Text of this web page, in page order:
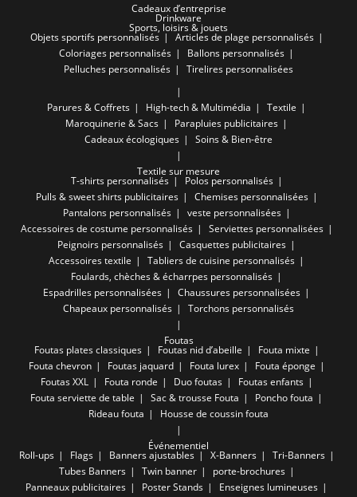
Cadeaux d’entreprise
Drinkware
Sports, loisirs & jouets
Objets sportifs personnalisés
Articles de plage personnalisés
Coloriages personnalisés
Ballons personnalisés
Pelluches personnalisés
Tirelires personnalisées
Parures & Coffrets High-tech & Multimédia
Textile
Maroquinerie & Sacs
Parapluies publicitaires
Cadeaux écologiques
Soins & Bien-être
Textile sur mesure
T-shirts personnalisés
Polos personnalisés
Pulls & sweet shirts publicitaires
Chemises personnalisées
Pantalons personnalisés
veste personnalisées
Accessoires de costume personnalisés
Serviettes personnalisées
Peignoirs personnalisés
Casquettes publicitaires
Accessoires textile
Tabliers de cuisine personnalisés
Foulards, chèches & écharrpes personnalisés
Espadrilles personnalisées
Chaussures personnalisées
Chapeaux personnalisés
Torchons personnalisés
Foutas
Foutas plates classiques Foutas nid d’abeille
Fouta mixte
Fouta chevron
Foutas jaquard Fouta lurex
Fouta éponge
Foutas XXL
Fouta ronde Duo foutas
Foutas enfants
Fouta serviette de table
Sac & trousse Fouta
Poncho fouta
Rideau fouta
Housse de coussin fouta
Événementiel
Roll-ups Flags Banners ajustables X-Banners
Tri-Banners
Tubes Banners
Twin banner
porte-brochures
Panneaux publicitaires
Poster Stands
Enseignes lumineuses